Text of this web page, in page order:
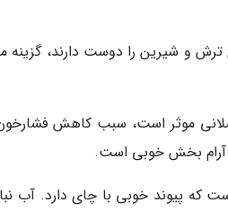
و شیرین را دوست دارند، گزینه
موثر است، سبب کاهش
آرام بخش خوبی است.
پیوند خوبی با چای دارد. آب